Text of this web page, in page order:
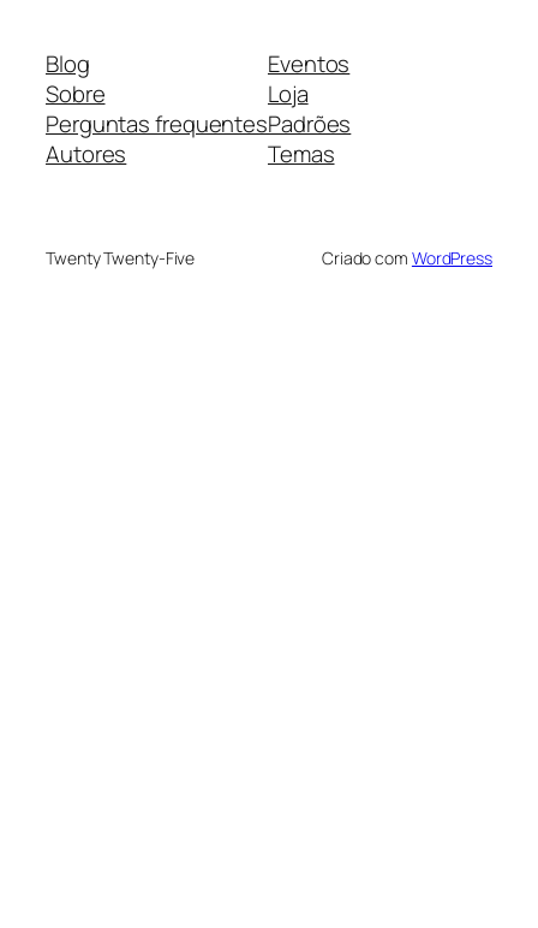
Blog
Sobre
Perguntas frequentes
Autores
Eventos
Loja
Padrões
Temas
Twenty Twenty-Five Criado com WordPress